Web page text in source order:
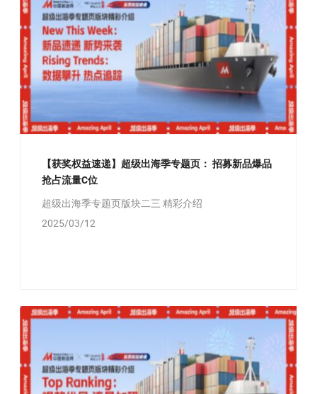
【获奖权益速递】超级出海季专题页： 招募新品爆品
抢占流量C位
超级出海季专题页版块二三 精彩介绍
2025/03/12